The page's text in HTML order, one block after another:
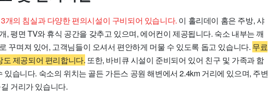
개의 침실과 다양한 편의시설이 구비되어 있습니다. 이 홀리데이 홈은 주방, 샤
, 평면 TV와 휴식 공간을 갖추고 있으며, 에어컨이 제공됩니다. 숙소 내부는 깨
꾸며져 있어, 고객님들이 오셔서 편안하게 머물 수 있도록 돕고 있습니다. 무료
제공되어 편리합니다. 또한, 바비큐 시설이 준비되어 있어 친구 및 가족과 함
있습니다. 숙소의 위치는 골든 가든스 공원 해변에서 2.4km 거리에 있으며, 주변
거리가 있습니다.